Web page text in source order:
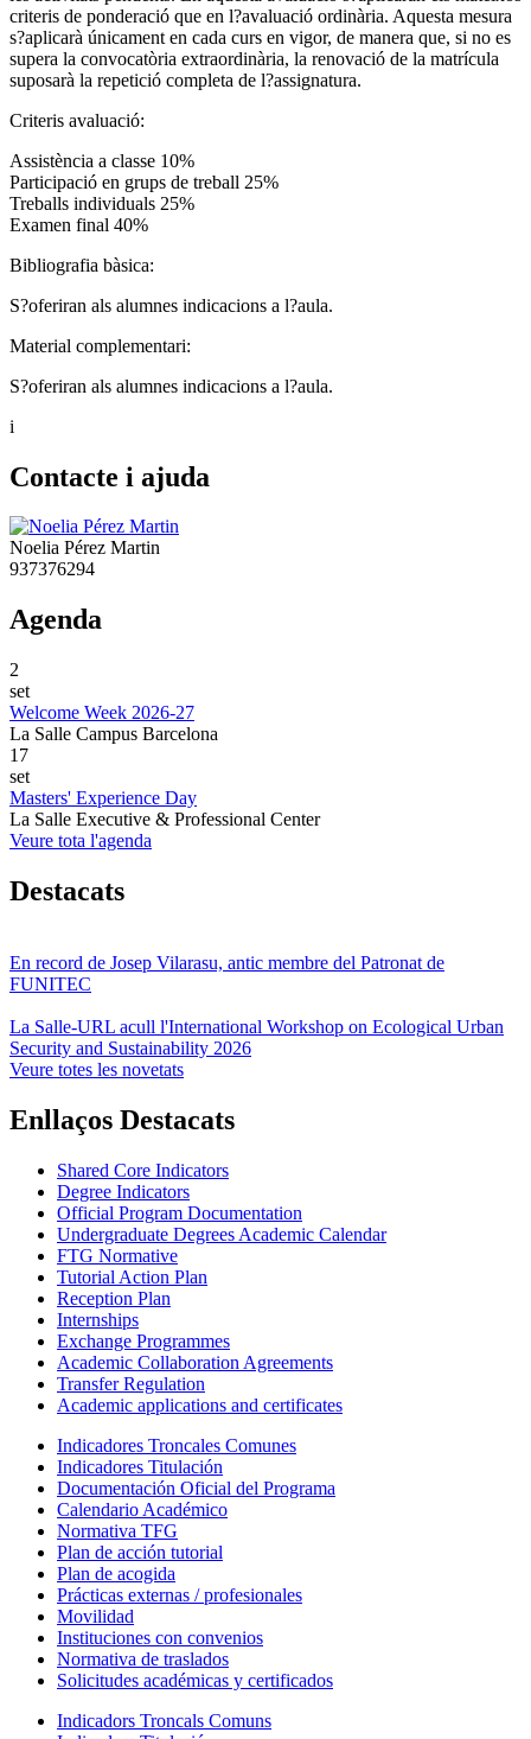
criteris de ponderació que en l?avaluació ordinària. Aquesta mesura
s?aplicarà únicament en cada curs en vigor, de manera que, si no es
supera la convocatòria extraordinària, la renovació de la matrícula
suposarà la repetició completa de l?assignatura.
Criteris avaluació:
Assistència a classe 10%
Participació en grups de treball 25%
Treballs individuals 25%
Examen final 40%
Bibliografia bàsica:
S?oferiran als alumnes indicacions a l?aula.
Material complementari:
S?oferiran als alumnes indicacions a l?aula.
i
Contacte i ajuda
Noelia Pérez Martin
937376294
Agenda
2
set
Welcome Week 2026-27
La Salle Campus Barcelona
17
set
Masters' Experience Day
La Salle Executive & Professional Center
Veure tota l'agenda
Destacats
En record de Josep Vilarasu, antic membre del Patronat de
FUNITEC
La Salle-URL acull l'International Workshop on Ecological Urban
Security and Sustainability 2026
Veure totes les novetats
Enllaços Destacats
Shared Core Indicators
Degree Indicators
Official Program Documentation
Undergraduate Degrees Academic Calendar
FTG Normative
Tutorial Action Plan
Reception Plan
Internships
Exchange Programmes
Academic Collaboration Agreements
Transfer Regulation
Academic applications and certificates
Indicadores Troncales Comunes
Indicadores Titulación
Documentación Oficial del Programa
Calendario Académico
Normativa TFG
Plan de acción tutorial
Plan de acogida
Prácticas externas / profesionales
Movilidad
Instituciones con convenios
Normativa de traslados
Solicitudes académicas y certificados
Indicadors Troncals Comuns